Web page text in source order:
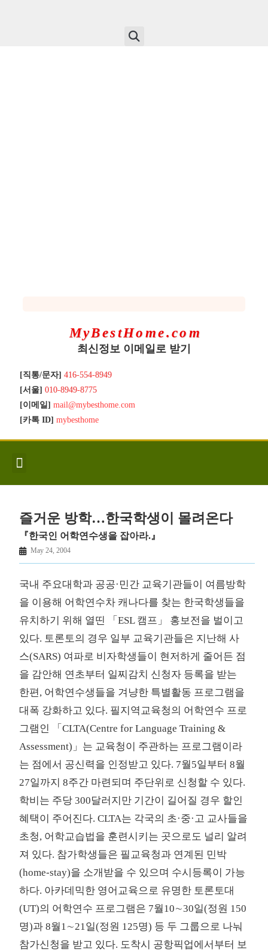
MyBestHome.com
최신정보 이메일로 받기
[직통/문자] 416-554-8949
[서울] 010-8949-8775
[이메일] mail@mybesthome.com
[카톡 ID] mybesthome
즐거운 방학…한국학생이 몰려온다
『한국인 어학연수생을 잡아라.』
May 24, 2004
국내 주요대학과 공공·민간 교육기관들이 여름방학
을 이용해 어학연수차 캐나다를 찾는 한국학생들을
유치하기 위해 열띤 「ESL 캠프」 홍보전을 벌이고
있다. 토론토의 경우 일부 교육기관들은 지난해 사
스(SARS) 여파로 비자학생들이 현저하게 줄어든 점
을 감안해 연초부터 일찌감치 신청자 등록을 받는
한편, 어학연수생들을 겨냥한 특별활동 프로그램을
대폭 강화하고 있다. 필지역교육청의 어학연수 프로
그램인 「CLTA(Centre for Language Training &
Assessment)」는 교육청이 주관하는 프로그램이라
는 점에서 공신력을 인정받고 있다. 7월5일부터 8월
27일까지 8주간 마련되며 주단위로 신청할 수 있다.
학비는 주당 300달러지만 기간이 길어질 경우 할인
혜택이 주어진다. CLTA는 각국의 초·중·고 교사들을
초청, 어학교습법을 훈련시키는 곳으로도 널리 알려
져 있다. 참가학생들은 필교육청과 연계된 민박
(home-stay)을 소개받을 수 있으며 수시등록이 가능
하다. 아카데믹한 영어교육으로 유명한 토론토대
(UT)의 어학연수 프로그램은 7월10∼30일(정원 150
명)과 8월1∼21일(정원 125명) 등 두 그룹으로 나눠
참가신청을 받고 있다. 도착시 공항픽업에서부터 보